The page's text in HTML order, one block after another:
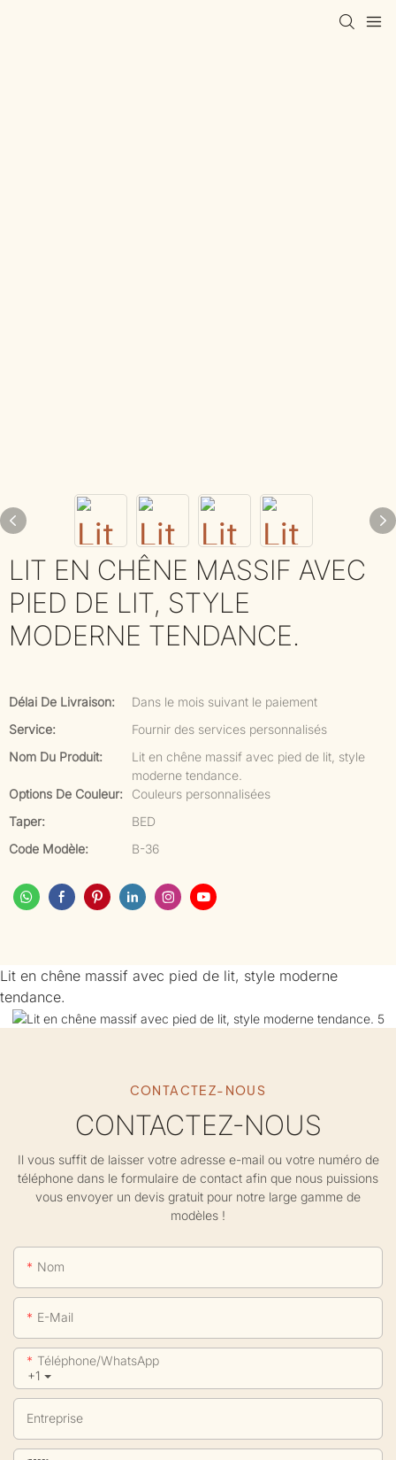
LIT EN CHÊNE MASSIF AVEC
PIED DE LIT, STYLE
MODERNE TENDANCE.
Délai De Livraison:
Dans le mois suivant le paiement
Service:
Fournir des services personnalisés
Nom Du Produit:
Lit en chêne massif avec pied de lit, style
moderne tendance.
Options De Couleur:
Couleurs personnalisées
Taper:
BED
Code Modèle:
B-36
Lit en chêne massif avec pied de lit, style moderne
tendance.
CONTACTEZ-NOUS
CONTACTEZ-NOUS
Il vous suffit de laisser votre adresse e-mail ou votre numéro de
téléphone dans le formulaire de contact afin que nous puissions
vous envoyer un devis gratuit pour notre large gamme de
modèles !
Nom
E-Mail
+1
Téléphone/WhatsApp
Entreprise